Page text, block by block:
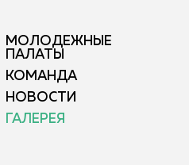
МОЛОДЕЖНЫЕ
ПАЛАТЫ
КОМАНДА
НОВОСТИ
ГАЛЕРЕЯ